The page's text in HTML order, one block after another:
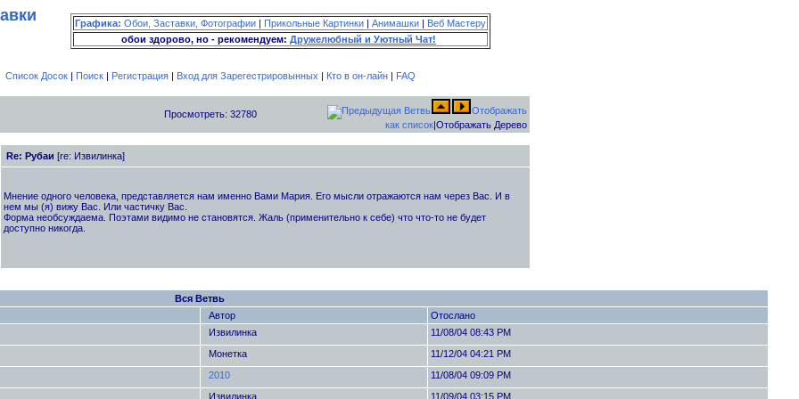
Графика: Обои, Заставки, Фотографии | Прикольные Картинки | Анимашки | Веб Мастеру
обои здорово, но - рекомендуем: Дружелюбный и Уютный Чат!
Список Досок| Поиск| Регистрация| Вход для Зарегестрировынных | Кто в он-лайн| FAQ
Просмотреть: 32780
Отображать
как список|Отображать Дерево
Re: Рубаи [re: Извилинка]
Мнение одного человека, представляется нам именно Вами Мария. Его мысли отражаются нам через Вас. И в
нем мы (я) вижу Вас. Или частичку Вас.
Форма необсуждаема. Поэтами видимо не становятся. Жаль (применительно к себе) что что-то не будет
доступно никогда.
Вся Ветвь
Автор
Отослано
Извилинка
11/08/04 08:43 PM
Монетка
11/12/04 04:21 PM
2010
11/08/04 09:09 PM
Извилинка
11/09/04 03:15 PM